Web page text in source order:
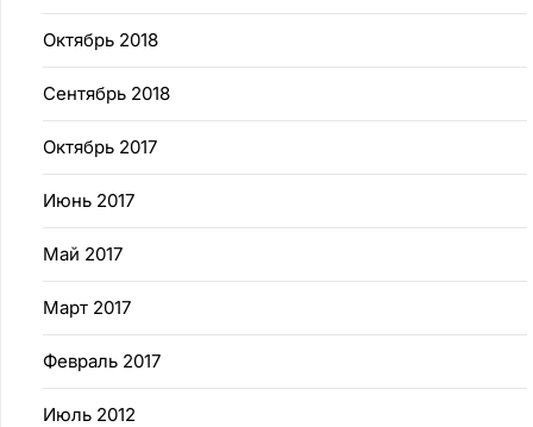
Октябрь 2018
Сентябрь 2018
Октябрь 2017
Июнь 2017
Май 2017
Март 2017
Февраль 2017
Июль 2012